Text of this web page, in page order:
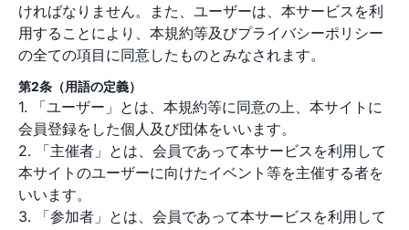
ければなりません。また、ユーザーは、本サービスを利
用することにより、本規約等及びプライバシーポリシー
の全ての項目に同意したものとみなされます。
第2条（用語の定義）
1. 「ユーザー」とは、本規約等に同意の上、本サイトに
会員登録をした個人及び団体をいいます。
2. 「主催者」とは、会員であって本サービスを利用して
本サイトのユーザーに向けたイベント等を主催する者を
いいます。
3. 「参加者」とは、会員であって本サービスを利用して